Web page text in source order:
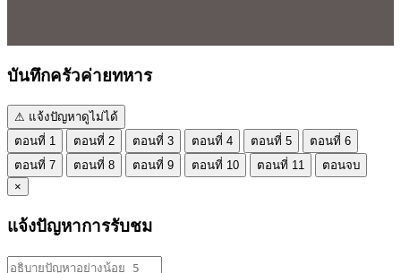
บันทึกครัวค่ายทหาร
⚠ แจ้งปัญหาดูไม่ได้
ตอนที่ 1
ตอนที่ 2 ตอนที่ 3 ตอนที่ 4 ตอนที่ 5
ตอนที่ 6
ตอนที่ 7
ตอนที่ 8 ตอนที่ 9 ตอนที่ 10 ตอนที่ 11
ตอนจบ
×
แจ้งปัญหาการรับชม